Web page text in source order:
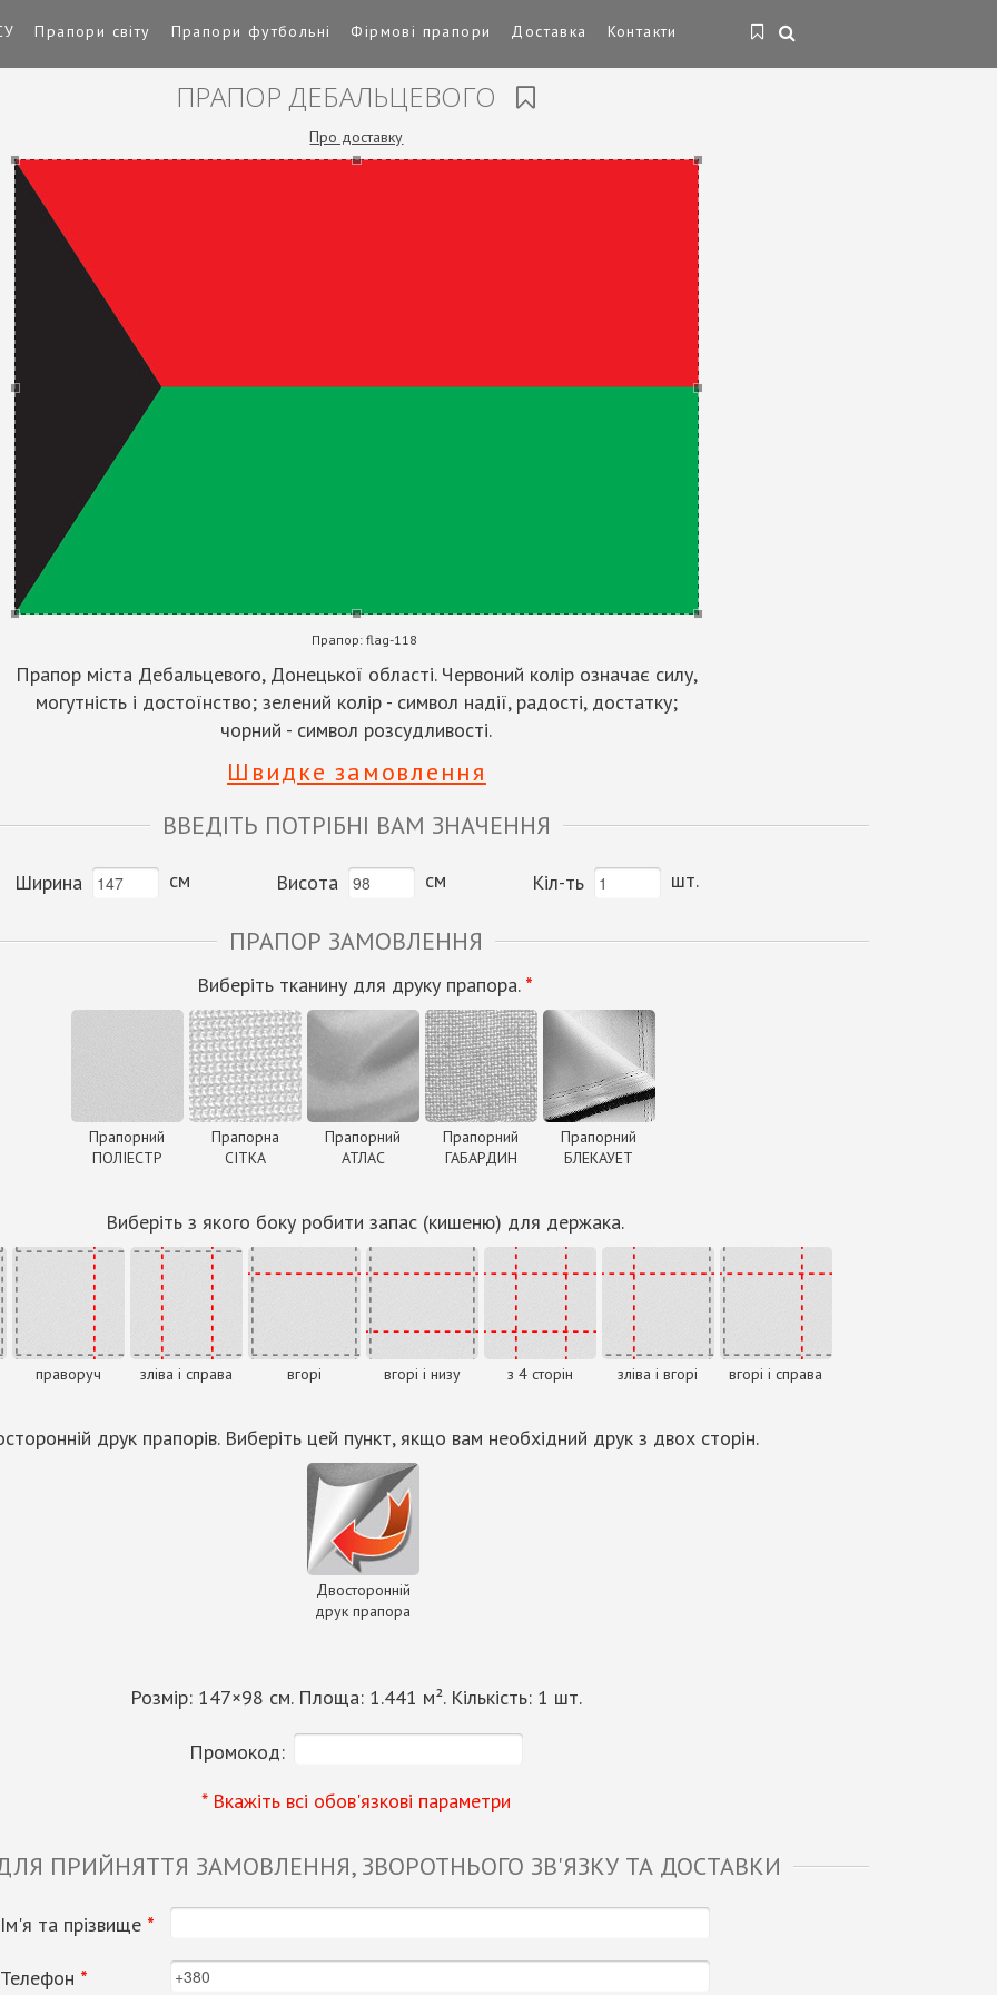
Прапори світу Прапори футбольні Фірмові прапори Доставка Контакти
ПРАПОР ДЕБАЛЬЦЕВОГО
Про доставку
Прапор: flag-118
Прапор міста Дебальцевого, Донецької області. Червоний колір означає силу,
могутність і достоїнство; зелений колір - символ надії, радості, достатку;
чорний - символ розсудливості.
Швидке замовлення
ВВЕДІТЬ ПОТРІБНІ ВАМ ЗНАЧЕННЯ
Ширина см Висота см Кіл-ть шт.
ПРАПОР ЗАМОВЛЕННЯ
Виберіть тканину для друку прапора. *
Прапорний
ПОЛІЕСТР
Прапорна
СІТКА
Прапорний
АТЛАС
Прапорний
ГАБАРДИН
Прапорний
БЛЕКАУЕТ
Виберіть з якого боку робити запас (кишеню) для держака.
праворуч зліва і справа вгорі вгорі і низу з 4 сторін зліва і вгорі вгорі і справа
друк прапорів. Виберіть цей пункт, якщо вам необхідний друк з двох сторін.
Двосторонній
друк прапора
Розмір: 147×98 см. Площа: 1.441 м². Кількість: 1 шт.
Промокод:
* Вкажіть всі обов'язкові параметри
ПРИЙНЯТТЯ ЗАМОВЛЕННЯ, ЗВОРОТНЬОГО ЗВ'ЯЗКУ ТА ДОСТАВКИ
Ім'я та прізвище *
Телефон *